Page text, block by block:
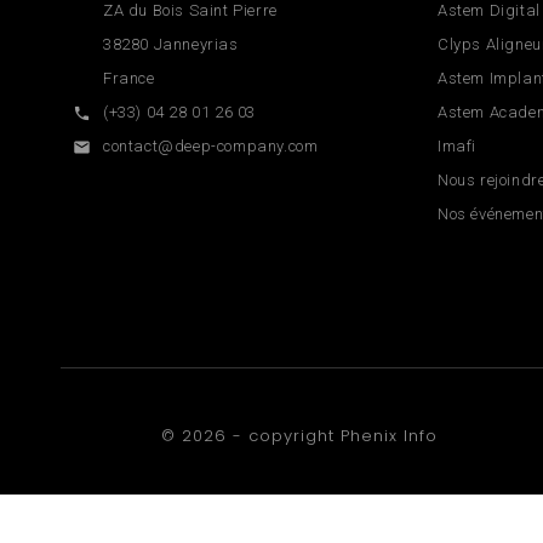
ZA du Bois Saint Pierre
38280 Janneyrias
France

(+33) 04 28 01 26 03

contact@deep-company.com
Astem Digital
Clyps
Astem
Astem
Imafi
Nous
Nos
© 2026 - copyright Phenix Info